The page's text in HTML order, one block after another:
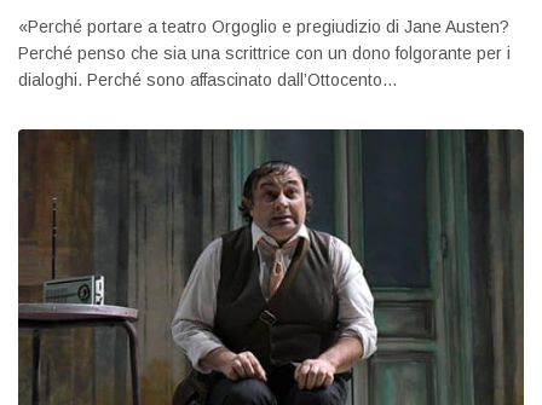
«Perché portare a teatro Orgoglio e pregiudizio di Jane Austen?
Perché penso che sia una scrittrice con un dono folgorante per i
dialoghi. Perché sono affascinato dall’Ottocento…